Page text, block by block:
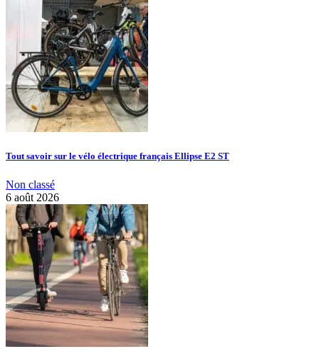
Tout savoir sur le vélo électrique français Ellipse E2 ST
Non classé
6 août 2026